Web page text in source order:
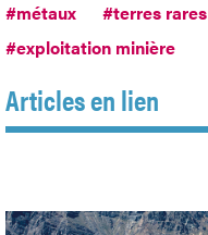
#métaux #terres rares
#exploitation minière
Articles en lien